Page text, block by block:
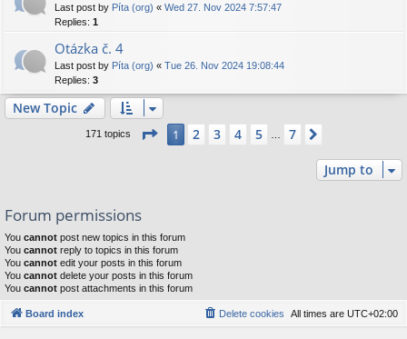
Last post by Píta (org) « Wed 27. Nov 2024 7:57:47
Replies: 1
Otázka č. 4
Last post by Píta (org) « Tue 26. Nov 2024 19:08:44
Replies: 3
New Topic
171 topics Page 1of7
1 2 3 4 5 7
Jump to
Forum permissions
You cannot post new topics in this forum
You cannot reply to topics in this forum
You cannot edit your posts in this forum
You cannot delete your posts in this forum
You cannot post attachments in this forum
Board index All times are UTC+02:00
Delete cookies